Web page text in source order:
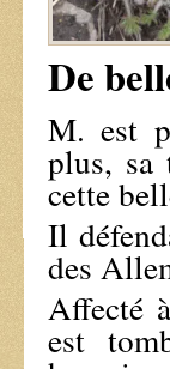
De
M. est
plus, sa
cette
Il
des
Affecté
est